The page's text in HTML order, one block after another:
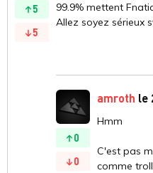
5
5
99.9% mettent
Allez soyez sérieux
0
0
amroth le
Hmm
C'est pas
comme